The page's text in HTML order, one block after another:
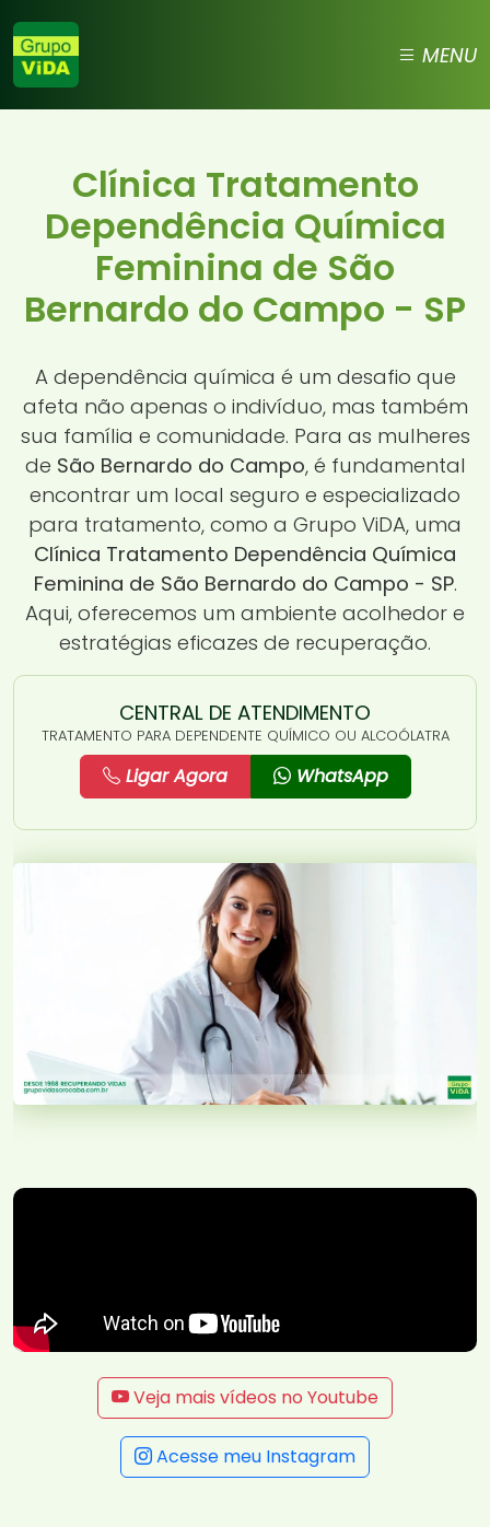
MENU
Clínica Tratamento
Dependência Química
Feminina de São
Bernardo do Campo - SP
A dependência química é um desafio que
afeta não apenas o indivíduo, mas também
sua família e comunidade. Para as mulheres
de São Bernardo do Campo, é fundamental
encontrar um local seguro e especializado
para tratamento, como a Grupo ViDA, uma
Clínica Tratamento Dependência Química
Feminina de São Bernardo do Campo - SP.
Aqui, oferecemos um ambiente acolhedor e
estratégias eficazes de recuperação.
CENTRAL DE ATENDIMENTO
TRATAMENTO PARA DEPENDENTE QUÍMICO OU ALCOÓLATRA
Ligar Agora WhatsApp
Veja mais vídeos no Youtube
Acesse meu Instagram